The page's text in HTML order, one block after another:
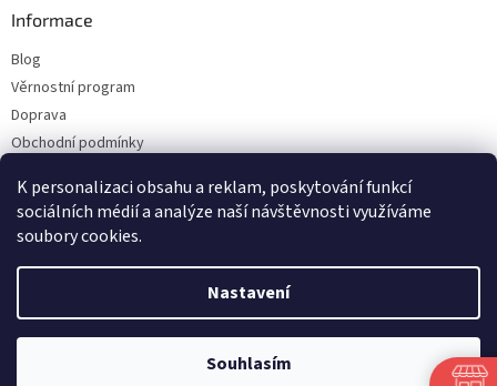
K personalizaci obsahu a reklam, poskytování funkcí
sociálních médií a analýze naší návštěvnosti využíváme
soubory cookies.
Nastavení
Souhlasím
Informace
Blog
Věrnostní program
Doprava
Obchodní podmínky
Kontakty
Vytvořil Shoptet
. Všechna práva vyhrazena.
Upravit nastavení
cookies